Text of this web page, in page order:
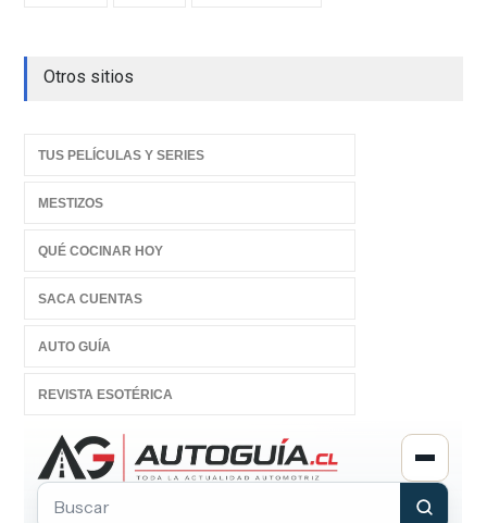
Otros sitios
TUS PELÍCULAS Y SERIES
MESTIZOS
QUÉ COCINAR HOY
SACA CUENTAS
AUTO GUÍA
REVISTA ESOTÉRICA